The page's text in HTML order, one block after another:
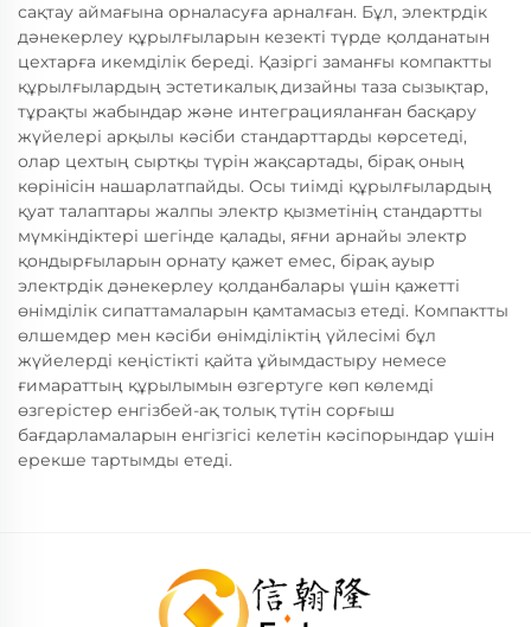
сақтау аймағына орналасуға арналған. Бұл, электрдік
дәнекерлеу құрылғыларын кезекті түрде қолданатын
цехтарға икемділік береді. Қазіргі заманғы компактты
құрылғылардың эстетикалық дизайны таза сызықтар,
тұрақты жабындар және интеграцияланған басқару
жүйелері арқылы кәсіби стандарттарды көрсетеді,
олар цехтың сыртқы түрін жақсартады, бірақ оның
көрінісін нашарлатпайды. Осы тиімді құрылғылардың
қуат талаптары жалпы электр қызметінің стандартты
мүмкіндіктері шегінде қалады, яғни арнайы электр
қондырғыларын орнату қажет емес, бірақ ауыр
электрдік дәнекерлеу қолданбалары үшін қажетті
өнімділік сипаттамаларын қамтамасыз етеді. Компактты
өлшемдер мен кәсіби өнімділіктің үйлесімі бұл
жүйелерді кеңістікті қайта ұйымдастыру немесе
ғимараттың құрылымын өзгертуге көп көлемді
өзгерістер енгізбей-ақ толық түтін сорғыш
бағдарламаларын енгізгісі келетін кәсіпорындар үшін
ерекше тартымды етеді.